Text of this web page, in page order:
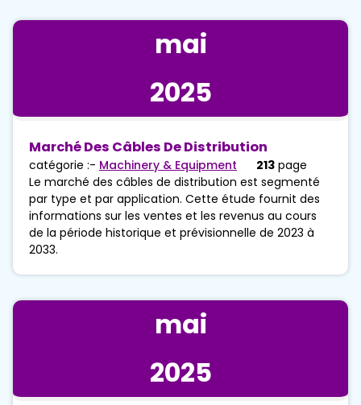
mai
2025
Marché Des Câbles De Distribution
catégorie :- Machinery & Equipment 213 page
Le marché des câbles de distribution est segmenté
par type et par application. Cette étude fournit des
informations sur les ventes et les revenus au cours
de la période historique et prévisionnelle de 2023 à
2033.
mai
2025